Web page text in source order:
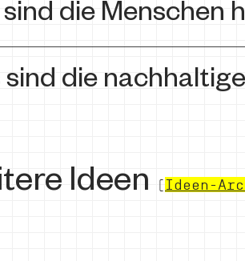
die Menschen
sind die
Ideen (Ideen-